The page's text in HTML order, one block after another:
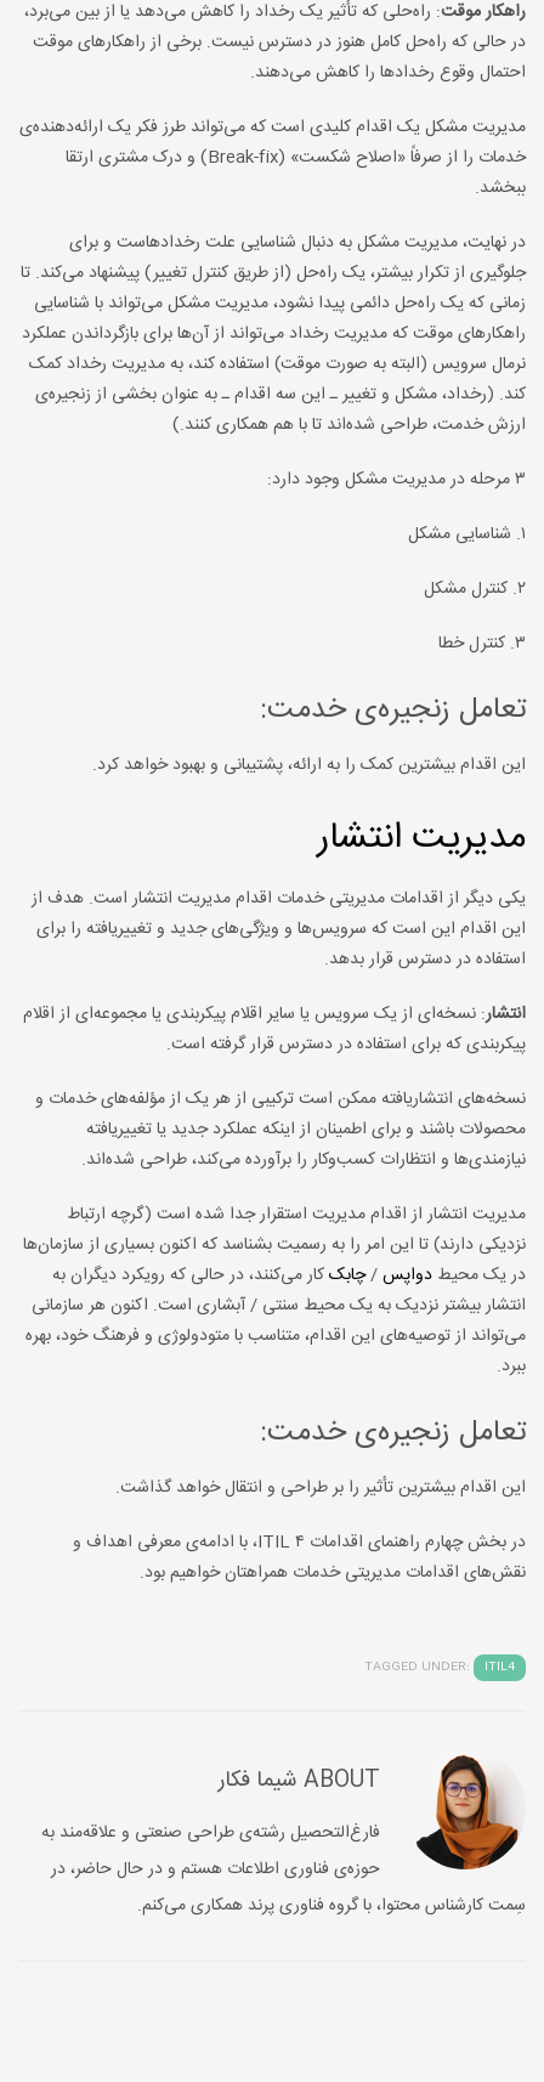
راهکار موقت: راه‌حلی که تأثیر یک رخداد را کاهش می‌دهد یا از بین می‌برد،
در حالی که راه‌حل کامل هنوز در دسترس نیست. برخی از راهکارهای موقت
احتمال وقوع رخدادها را کاهش می‌دهند.
مدیریت مشکل یک اقدام کلیدی است که می‌تواند طرز فکر یک ارائه‌دهنده‌ی
خدمات را از صرفاً «اصلاح شکست» (Break-fix) و درک مشتری ارتقا
ببخشد.
در نهایت، مدیریت مشکل به دنبال شناسایی علت رخدادهاست و برای
جلوگیری از تکرار بیشتر، یک راه‌حل (از طریق کنترل تغییر) پیشنهاد می‌کند. تا
زمانی که یک راه‌حل دائمی پیدا نشود، مدیریت مشکل می‌تواند با شناسایی
راهکارهای موقت که مدیریت رخداد می‌تواند از آن‌ها برای بازگرداندن عملکرد
نرمال سرویس (البته به صورت موقت) استفاده کند، به مدیریت رخداد کمک
کند. (رخداد، مشکل و تغییر ـ این سه اقدام ـ به عنوان بخشی از زنجیره‌ی
ارزش خدمت، طراحی شده‌اند تا با هم همکاری کنند.)
۳ مرحله در مدیریت مشکل وجود دارد:
۱. شناسایی مشکل
۲. کنترل مشکل
۳. کنترل خطا
تعامل زنجیره‌ی خدمت:
این اقدام بیشترین کمک را به ارائه، پشتیبانی و بهبود خواهد کرد.
مدیریت انتشار
یکی دیگر از اقدامات مدیریتی خدمات اقدام مدیریت انتشار است. هدف از
این اقدام این است که سرویس‌ها و ویژگی‌های جدید و تغییریافته را برای
استفاده در دسترس قرار بدهد.
انتشار: نسخه‌ای از یک سرویس یا سایر اقلام پیکربندی یا مجموعه‌ای از اقلام
پیکربندی که برای استفاده در دسترس قرار گرفته است.
نسخه‌های انتشاریافته ممکن است ترکیبی از هر یک از مؤلفه‌های خدمات و
محصولات باشند و برای اطمینان از اینکه عملکرد جدید یا تغییریافته
نیازمندی‌ها و انتظارات کسب‌وکار را برآورده می‌کند، طراحی شده‌اند.
مدیریت انتشار از اقدام مدیریت استقرار جدا شده است (گرچه ارتباط
نزدیکی دارند) تا این امر را به رسمیت بشناسد که اکنون بسیاری از سازمان‌ها
در یک محیط دواپس/چابککار می‌کنند، در حالی که رویکرد دیگران به
انتشار بیشتر نزدیک به یک محیط سنتی / آبشاری است. اکنون هر سازمانی
می‌تواند از توصیه‌های این اقدام، متناسب با متودولوژی و فرهنگ خود، بهره
ببرد.
تعامل زنجیره‌ی خدمت:
این اقدام بیشترین تأثیر را بر طراحی و انتقال خواهد گذاشت.
در بخش چهارم راهنمای اقدامات ITIL ۴، با ادامه‌ی معرفی اهداف و
نقش‌های اقدامات مدیریتی خدمات همراهتان خواهیم بود.
TAGGED UNDER: ITIL4
ABOUT شیما فکار
فارغ‌التحصیل رشته‌‌ی طراحی صنعتی و علاقه‌مند به
حوزه‌‌ی فناوری اطلاعات هستم و در حال حاضر، در
سِمت کارشناس محتوا، با گروه فناوری پرند همکاری می‌کنم.